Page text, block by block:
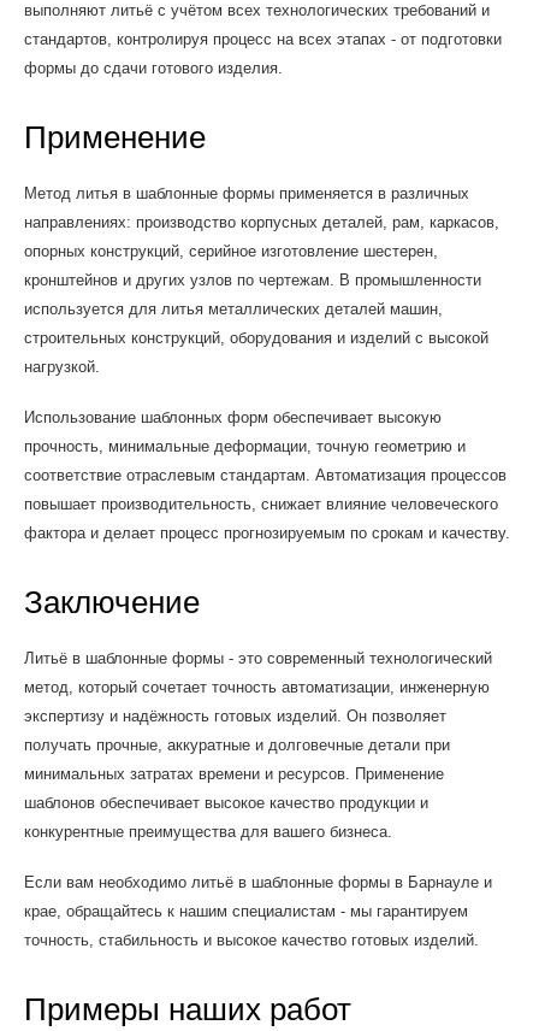
выполняют литьё с учётом всех технологических требований и
стандартов, контролируя процесс на всех этапах - от подготовки
формы до сдачи готового изделия.
Применение
Метод литья в шаблонные формы применяется в различных
направлениях: производство корпусных деталей, рам, каркасов,
опорных конструкций, серийное изготовление шестерен,
кронштейнов и других узлов по чертежам. В промышленности
используется для литья металлических деталей машин,
строительных конструкций, оборудования и изделий с высокой
нагрузкой.
Использование шаблонных форм обеспечивает высокую
прочность, минимальные деформации, точную геометрию и
соответствие отраслевым стандартам. Автоматизация процессов
повышает производительность, снижает влияние человеческого
фактора и делает процесс прогнозируемым по срокам и качеству.
Заключение
Литьё в шаблонные формы - это современный технологический
метод, который сочетает точность автоматизации, инженерную
экспертизу и надёжность готовых изделий. Он позволяет
получать прочные, аккуратные и долговечные детали при
минимальных затратах времени и ресурсов. Применение
шаблонов обеспечивает высокое качество продукции и
конкурентные преимущества для вашего бизнеса.
Если вам необходимо литьё в шаблонные формы в Барнауле и
крае, обращайтесь к нашим специалистам - мы гарантируем
точность, стабильность и высокое качество готовых изделий.
Примеры наших работ